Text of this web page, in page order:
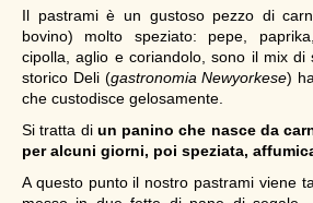
Il pastrami è un gustoso pezzo di
bovino) molto speziato: pepe,
cipolla, aglio e coriandolo, sono il mix
storico Deli (gastronomia Newyorkese)
che custodisce gelosamente.
Si tratta di un panino che nasce da
per alcuni giorni, poi speziata,
A questo punto il nostro pastrami viene